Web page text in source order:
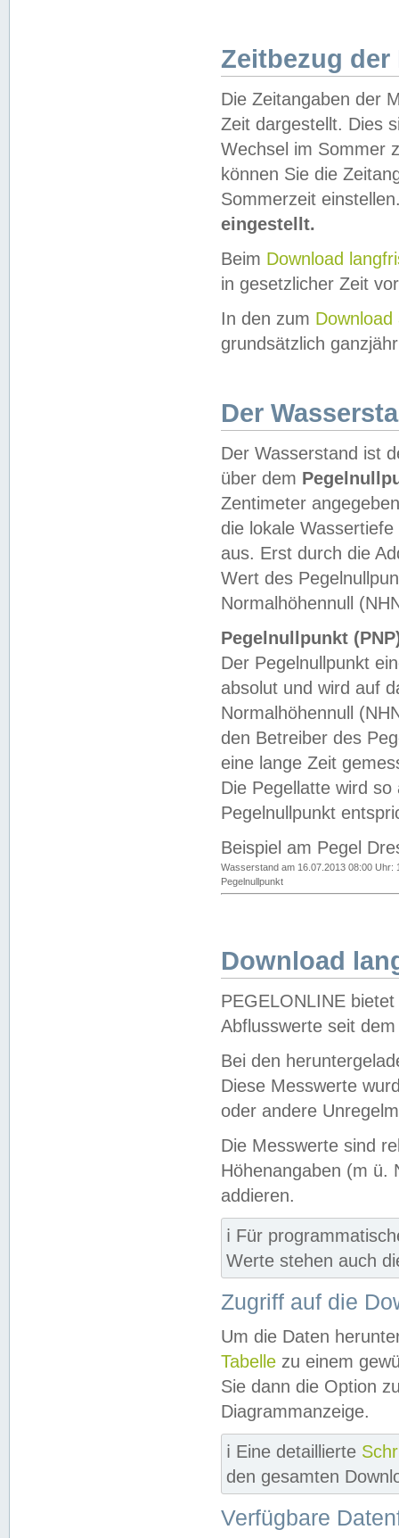
Zeitbezug der
Die Zeitangaben der
Zeit dargestellt. Dies
Wechsel im Sommer
können Sie die
Sommerzeit
eingestellt.
Beim Download
in gesetzlicher Zeit
In den zum Download
grundsätzlich
Der
Der Wasserstand ist
über dem
Zentimeter
die lokale
aus. Erst durch die
Wert des
Normalhöhennull
Pegelnullpunkt
Der Pegelnullpunkt
absolut und wird auf
Normalhöhennull
den Betreiber des
eine lange Zeit
Die Pegellatte wird
Pegelnullpunkt
Beispiel am Pegel
Wasserstand am 16.07.2013 08:00 Uhr:
Pegelnullpunkt
Download
PEGELONLINE
Abflusswerte seit
Bei den
Diese Messwerte
oder andere
Die Messwerte sind
Höhenangaben (m ü.
addieren.
ℹ️ Für
Werte stehen auch
Zugriff auf die
Um die Daten
Tabelle zu einem
Sie dann die Option
Diagrammanzeige.
ℹ️ Eine detaillierte
den gesamten
Verfügbare